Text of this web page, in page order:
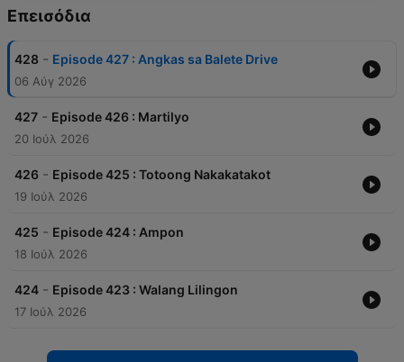
Επεισόδια
428 - Episode 427 : Angkas sa Balete Drive
06 Αύγ 2026
427 - Episode 426 : Martilyo
20 Ιούλ 2026
426 - Episode 425 : Totoong Nakakatakot
19 Ιούλ 2026
425 - Episode 424 : Ampon
18 Ιούλ 2026
424 - Episode 423 : Walang Lilingon
17 Ιούλ 2026